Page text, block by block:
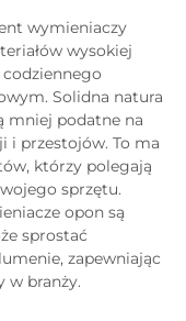
wymieniaczy
wysokiej
Solidna natura
mniej podatne na
i przestojów. To ma
którzy polegają
sprzętu.
opon są
sprostać
zapewniając
w branży.